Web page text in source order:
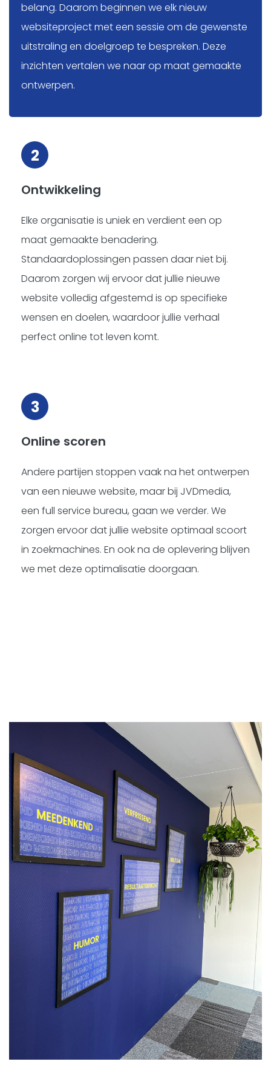
belang. Daarom beginnen we elk nieuw
websiteproject met een sessie om de gewenste
uitstraling en doelgroep te bespreken. Deze
inzichten vertalen we naar op maat gemaakte
ontwerpen.
2
Ontwikkeling
Elke organisatie is uniek en verdient een op
maat gemaakte benadering.
Standaardoplossingen passen daar niet bij.
Daarom zorgen wij ervoor dat jullie nieuwe
website volledig afgestemd is op specifieke
wensen en doelen, waardoor jullie verhaal
perfect online tot leven komt.
3
Online scoren
Andere partijen stoppen vaak na het ontwerpen
van een nieuwe website, maar bij JVDmedia,
een full service bureau, gaan we verder. We
zorgen ervoor dat jullie website optimaal scoort
in zoekmachines. En ook na de oplevering blijven
we met deze optimalisatie doorgaan.